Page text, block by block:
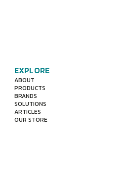
EXPLORE
ABOUT
PRODUCTS
BRANDS
SOLUTIONS
ARTICLES
OUR STORE